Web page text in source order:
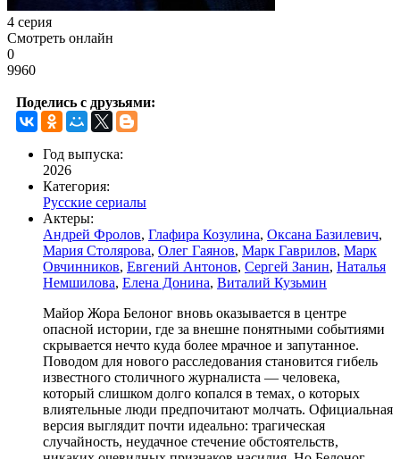
4 серия
Смотреть онлайн
0
9960
Поделись с друзьями:
Год выпуска:
2026
Категория:
Русские сериалы
Актеры:
Андрей Фролов, Глафира Козулина, Оксана Базилевич,
Мария Столярова, Олег Гаянов, Марк Гаврилов, Марк
Овчинников, Евгений Антонов, Сергей Занин, Наталья
Немшилова, Елена Донина, Виталий Кузьмин
Майор Жора Белоног вновь оказывается в центре
опасной истории, где за внешне понятными событиями
скрывается нечто куда более мрачное и запутанное.
Поводом для нового расследования становится гибель
известного столичного журналиста — человека,
который слишком долго копался в темах, о которых
влиятельные люди предпочитают молчать. Официальная
версия выглядит почти идеально: трагическая
случайность, неудачное стечение обстоятельств,